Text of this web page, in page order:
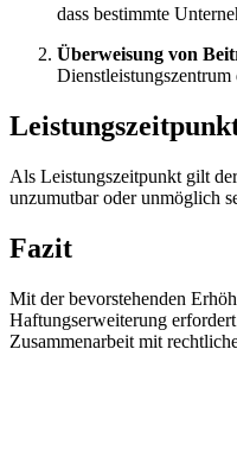
dass bestimmte
Überweisung von
Dienstleistungszentrum
Als Leistungszeitpunkt gilt
unzumutbar oder unmöglich
Fazit
Mit der bevorstehenden
Haftungserweiterung
Zusammenarbeit mit